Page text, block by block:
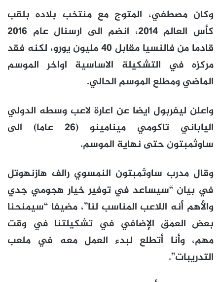
وكان مصطفي، المتوج مع منتخب بلاده بلقب
كأس العالم 2014، انضم الى ارسنال عام 2016
قادما من فالنسيا مقابل 40 مليون يورو، لكنه فقد
مركزه في التشكيلة الاساسية اواخر الموسم
الماضي ومطلع الموسم الحالي.
واعلن ليفربول ايضا عن اعارة لاعب وسطه الدولي
الياباني تاكومي مينامينو (26 عاما) الى
ساوثمبتون حتى نهاية الموسم.
وقال مدرب ساوثمبتون النمسوي رالف هازنهوتل
في بيان “سيساعد في توفير خيار هجومي جدي
والأهم أنه اللاعب المناسب لنا”، مضيفا “سيمنحنا
بعض العمق الإضافي في تشكيلتنا في وقت
مهم، وأنا أتطلع لبدء العمل معه في ملعب
التدريبات”.